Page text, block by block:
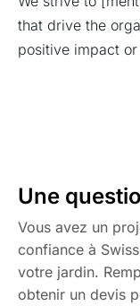
that drive the
positive impact
Une
Vous avez un
confiance à
votre jardin.
obtenir un devis